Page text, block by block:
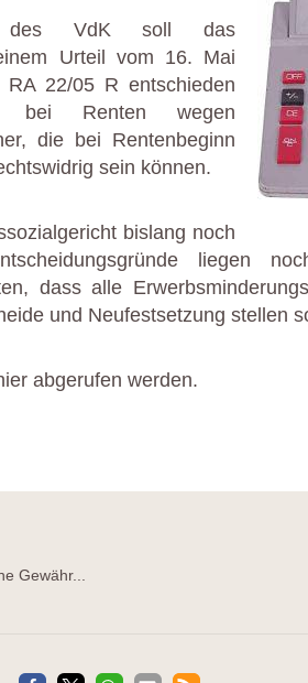
des VdK soll das
Urteil vom 16. Mai
22/05 R entschieden
bei Renten wegen
die bei Rentenbeginn
sein können.
bislang noch
liegen
dass alle
und Neufestsetzung stellen
abgerufen werden.
Gewähr...